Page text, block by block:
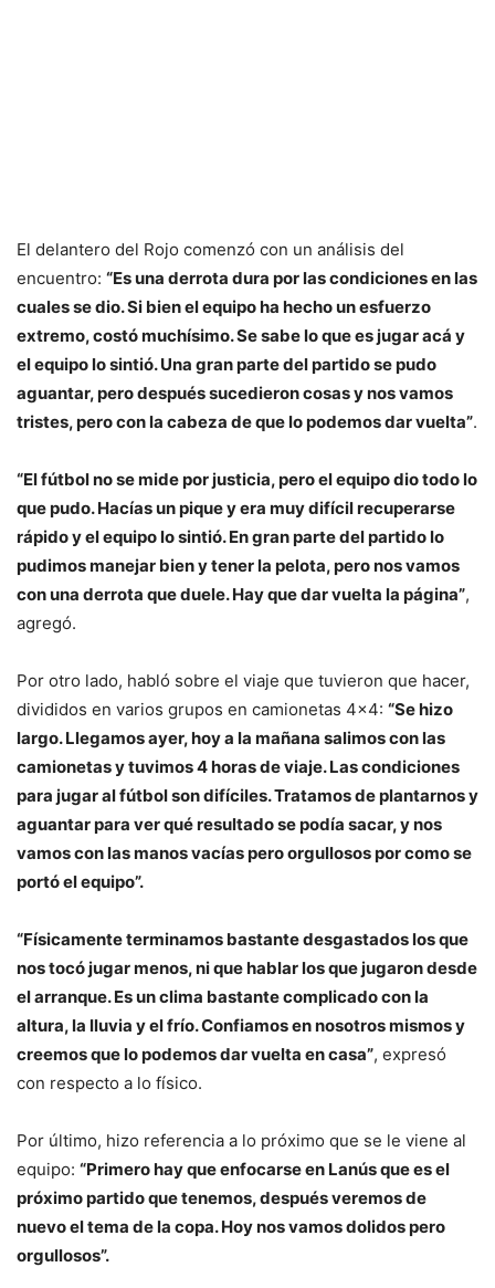
El delantero del Rojo comenzó con un análisis del
encuentro: “Es una derrota dura por las condiciones en las
cuales se dio. Si bien el equipo ha hecho un esfuerzo
extremo, costó muchísimo. Se sabe lo que es jugar acá y
el equipo lo sintió. Una gran parte del partido se pudo
aguantar, pero después sucedieron cosas y nos vamos
tristes, pero con la cabeza de que lo podemos dar vuelta”.
“El fútbol no se mide por justicia, pero el equipo dio todo lo
que pudo. Hacías un pique y era muy difícil recuperarse
rápido y el equipo lo sintió. En gran parte del partido lo
pudimos manejar bien y tener la pelota, pero nos vamos
con una derrota que duele. Hay que dar vuelta la página”,
agregó.
Por otro lado, habló sobre el viaje que tuvieron que hacer,
divididos en varios grupos en camionetas 4×4: “Se hizo
largo. Llegamos ayer, hoy a la mañana salimos con las
camionetas y tuvimos 4 horas de viaje. Las condiciones
para jugar al fútbol son difíciles. Tratamos de plantarnos y
aguantar para ver qué resultado se podía sacar, y nos
vamos con las manos vacías pero orgullosos por como se
portó el equipo”.
“Físicamente terminamos bastante desgastados los que
nos tocó jugar menos, ni que hablar los que jugaron desde
el arranque. Es un clima bastante complicado con la
altura, la lluvia y el frío. Confiamos en nosotros mismos y
creemos que lo podemos dar vuelta en casa”, expresó
con respecto a lo físico.
Por último, hizo referencia a lo próximo que se le viene al
equipo: “Primero hay que enfocarse en Lanús que es el
próximo partido que tenemos, después veremos de
nuevo el tema de la copa. Hoy nos vamos dolidos pero
orgullosos”.